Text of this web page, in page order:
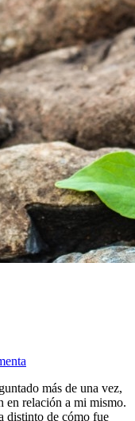
más de una vez,
en relación a mi mismo.
distinto de cómo fue